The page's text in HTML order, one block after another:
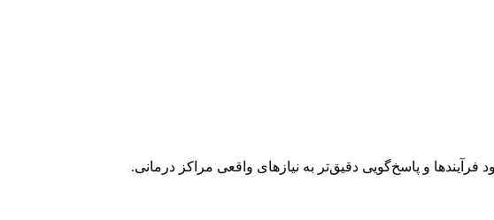
و پاسخ‌گویی دقیق‌تر به نیازهای واقعی مراکز درمانی.